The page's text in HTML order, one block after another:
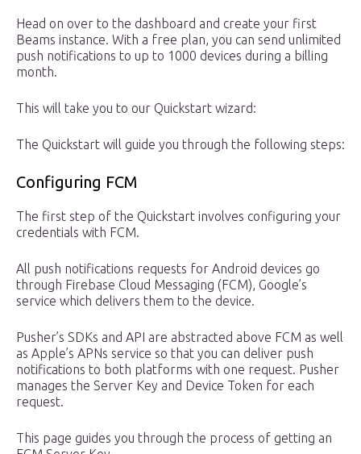
Head on over to the dashboard and create your first
Beams instance. With a free plan, you can send unlimited
push notifications to up to 1000 devices during a billing
month.
This will take you to our Quickstart wizard:
The Quickstart will guide you through the following steps:
Configuring FCM
The first step of the Quickstart involves configuring your
credentials with FCM.
All push notifications requests for Android devices go
through Firebase Cloud Messaging (FCM), Google’s
service which delivers them to the device.
Pusher’s SDKs and API are abstracted above FCM as well
as Apple’s APNs service so that you can deliver push
notifications to both platforms with one request. Pusher
manages the Server Key and Device Token for each
request.
This page guides you through the process of getting an